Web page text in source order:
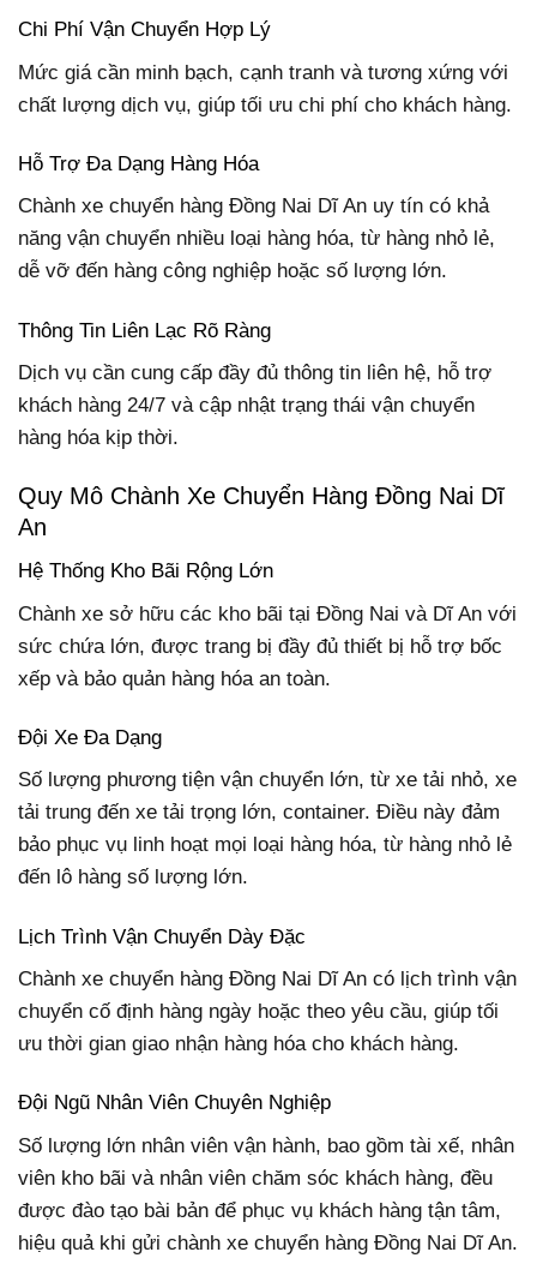
Chi Phí Vận Chuyển Hợp Lý
Mức giá cần minh bạch, cạnh tranh và tương xứng với
chất lượng dịch vụ, giúp tối ưu chi phí cho khách hàng.
Hỗ Trợ Đa Dạng Hàng Hóa
Chành xe chuyển hàng Đồng Nai Dĩ An uy tín có khả
năng vận chuyển nhiều loại hàng hóa, từ hàng nhỏ lẻ,
dễ vỡ đến hàng công nghiệp hoặc số lượng lớn.
Thông Tin Liên Lạc Rõ Ràng
Dịch vụ cần cung cấp đầy đủ thông tin liên hệ, hỗ trợ
khách hàng 24/7 và cập nhật trạng thái vận chuyển
hàng hóa kịp thời.
Quy Mô Chành Xe Chuyển Hàng Đồng Nai Dĩ
An
Hệ Thống Kho Bãi Rộng Lớn
Chành xe sở hữu các kho bãi tại Đồng Nai và Dĩ An với
sức chứa lớn, được trang bị đầy đủ thiết bị hỗ trợ bốc
xếp và bảo quản hàng hóa an toàn.
Đội Xe Đa Dạng
Số lượng phương tiện vận chuyển lớn, từ xe tải nhỏ, xe
tải trung đến xe tải trọng lớn, container. Điều này đảm
bảo phục vụ linh hoạt mọi loại hàng hóa, từ hàng nhỏ lẻ
đến lô hàng số lượng lớn.
Lịch Trình Vận Chuyển Dày Đặc
Chành xe chuyển hàng Đồng Nai Dĩ An có lịch trình vận
chuyển cố định hàng ngày hoặc theo yêu cầu, giúp tối
ưu thời gian giao nhận hàng hóa cho khách hàng.
Đội Ngũ Nhân Viên Chuyên Nghiệp
Số lượng lớn nhân viên vận hành, bao gồm tài xế, nhân
viên kho bãi và nhân viên chăm sóc khách hàng, đều
được đào tạo bài bản để phục vụ khách hàng tận tâm,
hiệu quả khi gửi chành xe chuyển hàng Đồng Nai Dĩ An.